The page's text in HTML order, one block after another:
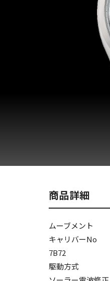
商品詳細
ムーブメント
キャリバーNo
7B72
駆動方式